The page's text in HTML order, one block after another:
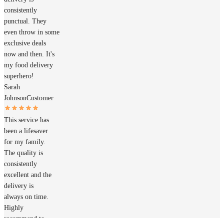
consistently
punctual. They
even throw in some
exclusive deals
now and then. It's
my food delivery
superhero!
Sarah
JohnsonCustomer
This service has
been a lifesaver
for my family.
The quality is
consistently
excellent and the
delivery is
always on time.
Highly